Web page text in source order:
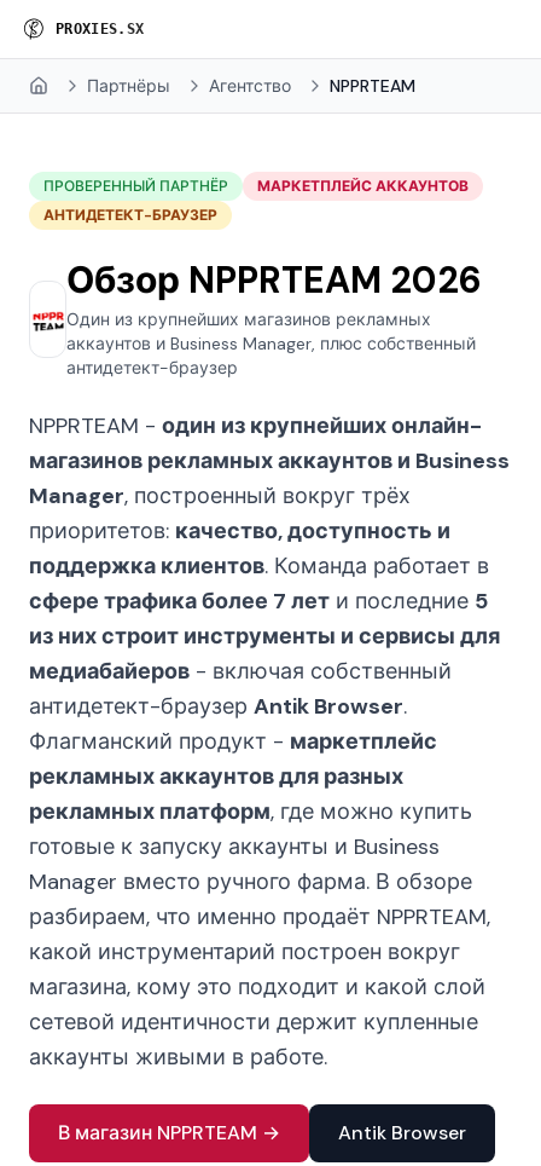
PROXI ES. SX
Home Партнёры Агентство NPPRTEAM
ПРОВЕРЕННЫЙ ПАРТНЁР
МАРКЕТПЛЕЙС АККАУНТОВ
АНТИДЕТЕКТ-БРАУЗЕР
Обзор NPPRTEAM 2026
Один из крупнейших магазинов рекламных
аккаунтов и Business Manager, плюс собственный
антидетект-браузер
NPPRTEAM - один из крупнейших онлайн-
магазинов рекламных аккаунтов и Business
Manager, построенный вокруг трёх
приоритетов: качество, доступность и
поддержка клиентов. Команда работает в
сфере трафика более 7 лет и последние 5
из них строит инструменты и сервисы для
медиабайеров - включая собственный
антидетект-браузер Antik Browser.
Флагманский продукт - маркетплейс
рекламных аккаунтов для разных
рекламных платформ, где можно купить
готовые к запуску аккаунты и Business
Manager вместо ручного фарма. В обзоре
разбираем, что именно продаёт NPPRTEAM,
какой инструментарий построен вокруг
магазина, кому это подходит и какой слой
сетевой идентичности держит купленные
аккаунты живыми в работе.
В магазин NPPRTEAM → Antik Browser